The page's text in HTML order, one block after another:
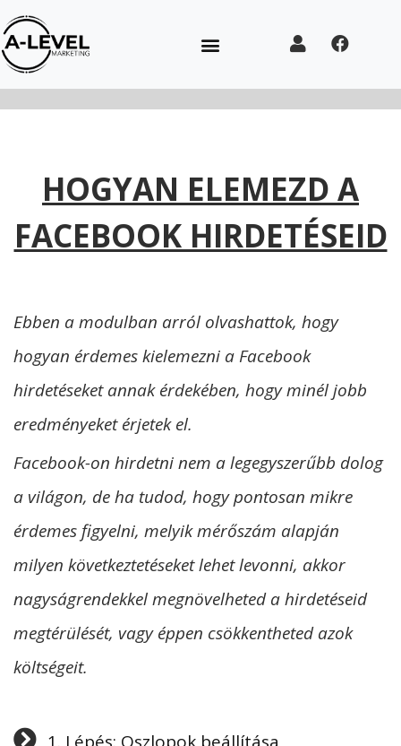
HOGYAN ELEMEZD A
FACEBOOK HIRDETÉSEID
Ebben a modulban arról olvashattok, hogy
hogyan érdemes kielemezni a Facebook
hirdetéseket annak érdekében, hogy minél jobb
eredményeket érjetek el.
Facebook-on hirdetni nem a legegyszerűbb dolog
a világon, de ha tudod, hogy pontosan mikre
érdemes figyelni, melyik mérőszám alapján
milyen következtetéseket lehet levonni, akkor
nagyságrendekkel megnövelheted a hirdetéseid
megtérülését, vagy éppen csökkentheted azok
költségeit.